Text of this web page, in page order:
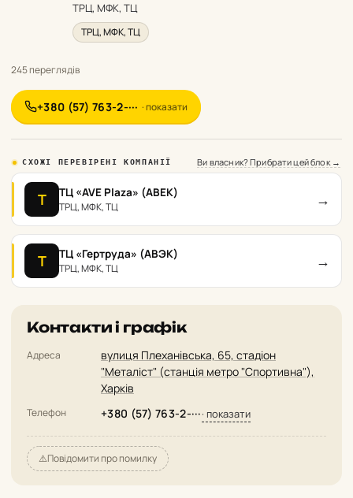
ТРЦ, МФК, ТЦ
ТРЦ, МФК, ТЦ
245 переглядів
+380 (57) 763-2-··· · показати
СХОЖІ ПЕРЕВІРЕНІ КОМПАНІЇ Ви власник? Прибрати цей блок →
Т ТЦ «AVE Plaza» (АВЕК)
ТРЦ, МФК, ТЦ →
Т ТЦ «Гертруда» (АВЭК)
ТРЦ, МФК, ТЦ →
Контакти і графік
Адреса
вулиця Плеханівська, 65, стадіон
"Металіст" (станція метро "Спортивна"),
Харків
Телефон +380 (57) 763-2-···· показати
⚠️Повідомити про помилку